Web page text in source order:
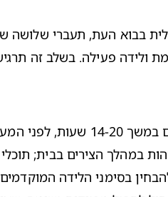
בסימני הלידה המוקדמים